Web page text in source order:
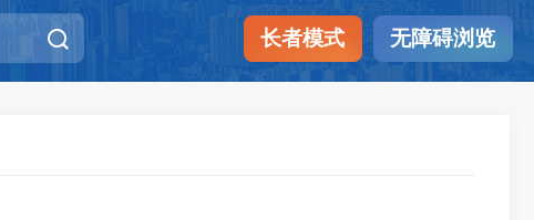
长者模式 无障碍浏览